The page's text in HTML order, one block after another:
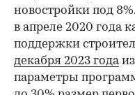
новостройки под
в апреле 2020 года
поддержки
декабря 2023 года
параметры